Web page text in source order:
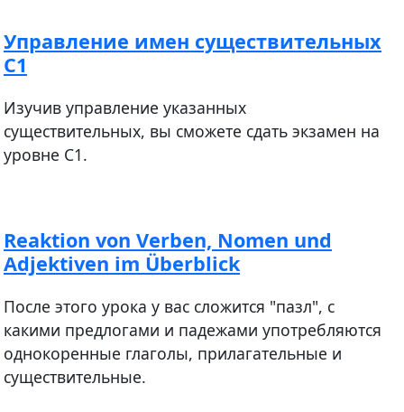
Управление имен существительных
С1
Изучив управление указанных
существительных, вы сможете сдать экзамен на
уровне С1.
Reaktion von Verben, Nomen und
Adjektiven im Überblick
После этого урока у вас сложится "пазл", с
какими предлогами и падежами употребляются
однокоренные глаголы, прилагательные и
существительные.